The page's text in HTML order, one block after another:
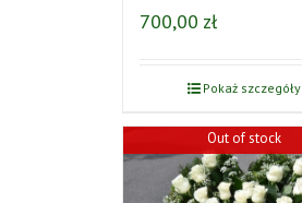
700,00 zł
Pokaż szczegóły
Out of stock